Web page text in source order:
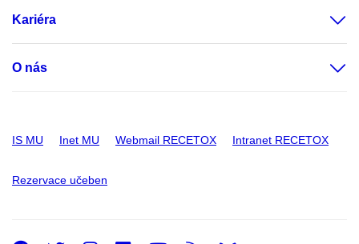
Kariéra
O nás
IS MU Inet MU Webmail RECETOX Intranet RECETOX
Rezervace učeben